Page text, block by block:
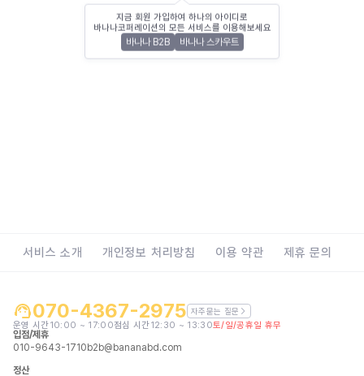
지금 회원 가입하여 하나의 아이디로
바나나코퍼레이션의 모든 서비스를 이용해보세요
바나나 B2B 바나나 스카우트
서비스 소개 개인정보 처리방침 이용 약관 제휴 문의
070-4367-2975 자주묻는 질문
운영 시간10:00 ~ 17:00점심 시간12:30 ~ 13:30토/일/공휴일 휴무
입점/제휴
010-9643-1710 b2b@bananabd.com
정산